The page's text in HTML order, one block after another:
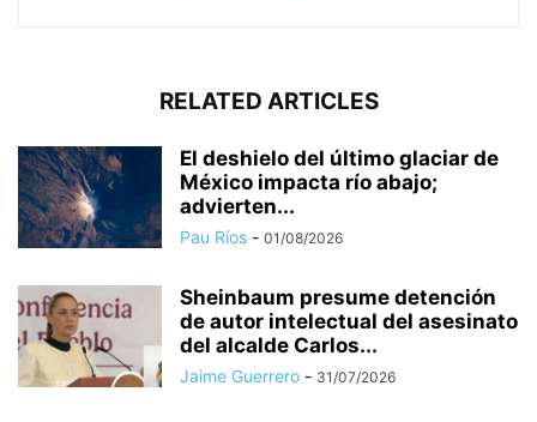
RELATED ARTICLES
El deshielo del último glaciar de
México impacta río abajo;
advierten...
Pau Ríos - 01/08/2026
Sheinbaum presume detención
de autor intelectual del asesinato
del alcalde Carlos...
Jaime Guerrero - 31/07/2026